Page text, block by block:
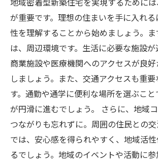
土地の選び方：新築住宅に最適な
けるためのノウハウ
夢の実現へ向けて：地域密着型住
の後の生活
が重要です。理想の住まいを手に入れ
性を理解することから始めましょう。
は、周辺環境です。生活に必要な施設が
商業施設や医療機関へのアクセスが良
しましょう。また、交通アクセスも重
す。通勤や通学に便利な場所を選ぶこ
が円滑に進むでしょう。 さらに、地域
つながりも忘れずに。周囲の住民との
では、安心感を得られやすく、地域活
るでしょう。地域のイベントや活動に